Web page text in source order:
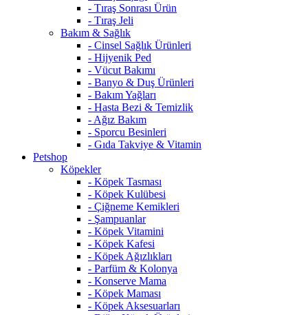
- Tıraş Sonrası Ürün
- Tıraş Jeli
Bakım & Sağlık
- Cinsel Sağlık Ürünleri
- Hijyenik Ped
- Vücut Bakımı
- Banyo & Duş Ürünleri
- Bakım Yağları
- Hasta Bezi & Temizlik
- Ağız Bakım
- Sporcu Besinleri
- Gıda Takviye & Vitamin
Petshop
Köpekler
- Köpek Tasması
- Köpek Kulübesi
- Çiğneme Kemikleri
- Şampuanlar
- Köpek Vitamini
- Köpek Kafesi
- Köpek Ağızlıkları
- Parfüm & Kolonya
- Konserve Mama
- Köpek Maması
- Köpek Aksesuarları